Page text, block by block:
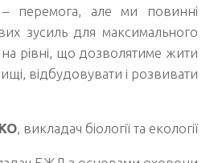
перемога, але ми повинні
зусиль для максимального
рівні, що дозволятиме жити
відбудовувати і розвивати
, викладач біології та екології